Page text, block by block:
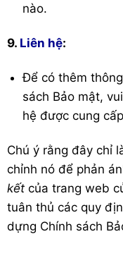
nào.
9. Liên hệ:
Để có thêm
sách Bảo mật,
hệ được cung
Chú ý rằng đây chỉ
chỉnh nó để phản
kết của trang web
tuân thủ các quy
dựng Chính sách